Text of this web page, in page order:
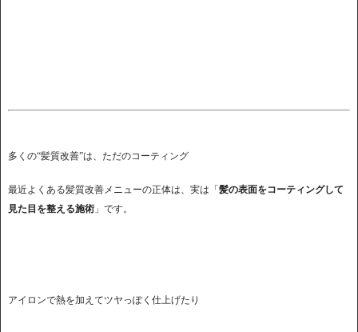
多くの“髪質改善”は、ただのコーティング
最近よくある髪質改善メニューの正体は、実は「髪の表面をコーティングして
見た目を整える施術 」です。
アイロンで熱を加えてツヤっぽく仕上げたり